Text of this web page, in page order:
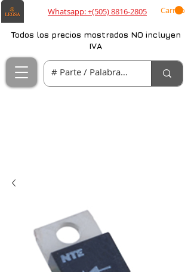
Whatsapp: +(505) 8816-2805 Carrito
Todos los precios mostrados NO incluyen
IVA